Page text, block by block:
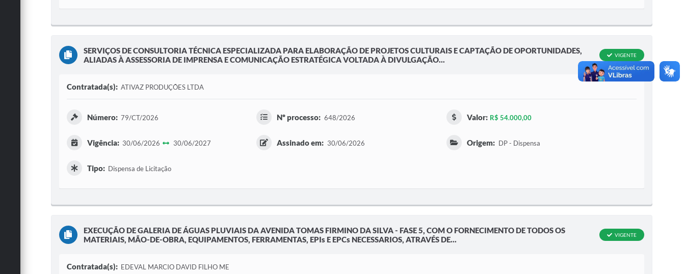
SERVIÇOS DE CONSULTORIA TÉCNICA ESPECIALIZADA PARA ELABORAÇÃO DE PROJETOS CULTURAIS E CAPTAÇÃO DE OPORTUNIDADES,
ALIADAS À ASSESSORIA DE IMPRENSA E COMUNICAÇÃO ESTRATÉGICA VOLTADA À DIVULGAÇÃO...
VIGENTE
Contratada(s): ATIVAZ PRODUÇÕES LTDA
Número: 79/CT/2026 Nº processo: 648/2026 Valor: R$ 54.000,00
Vigência: 30/06/2026 30/06/2027 Assinado em: 30/06/2026 Origem: DP - Dispensa
Tipo: Dispensa de Licitação
EXECUÇÃO DE GALERIA DE ÁGUAS PLUVIAIS DA AVENIDA TOMAS FIRMINO DA SILVA - FASE 5, COM O FORNECIMENTO DE TODOS OS
MATERIAIS, MÃO-DE-OBRA, EQUIPAMENTOS, FERRAMENTAS, EPIs E EPCs NECESSARIOS, ATRAVÉS DE...
VIGENTE
Contratada(s): EDEVAL MARCIO DAVID FILHO ME